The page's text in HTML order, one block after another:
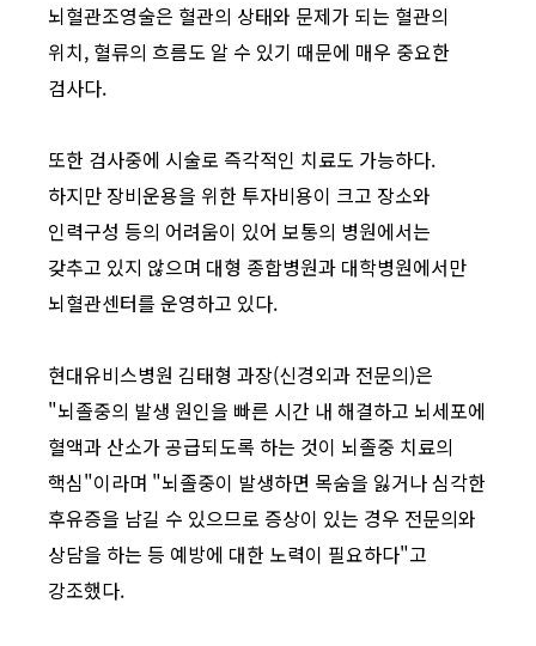
뇌혈관조영술은 혈관의 상태와 문제가 되는 혈관의
위치, 혈류의 흐름도 알 수 있기 때문에 매우 중요한
검사다.
또한 검사중에 시술로 즉각적인 치료도 가능하다.
하지만 장비운용을 위한 투자비용이 크고 장소와
인력구성 등의 어려움이 있어 보통의 병원에서는
갖추고 있지 않으며 대형 종합병원과 대학병원에서만
뇌혈관센터를 운영하고 있다.
현대유비스병원 김태형 과장(신경외과 전문의)은
"뇌졸중의 발생 원인을 빠른 시간 내 해결하고 뇌세포에
혈액과 산소가 공급되도록 하는 것이 뇌졸중 치료의
핵심"이라며 "뇌졸중이 발생하면 목숨을 잃거나 심각한
후유증을 남길 수 있으므로 증상이 있는 경우 전문의와
상담을 하는 등 예방에 대한 노력이 필요하다"고
강조했다.